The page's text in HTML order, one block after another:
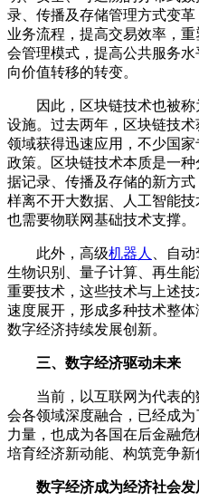
录、传播及存储管理方式变
业务流程，提高交易效率，
会管理模式，提高公共服务
向价值转移的转变。
因此，区块链技术也被称
设施。过去两年，区块链技
领域获得迅速应用，不少国
政策。区块链技术本质是一
据记录、传播及存储的新方
样离不开大数据、人工智能技
也需要物联网基础技术支撑。
此外，高级机器人
、自
生物识别、量子计算、再生
重要技术，这些技术与上述
速度展开，形成多种技术整
数字经济持续发展创新。
三、数字经济驱动未来
当前，以互联网为代表的
会各领域深度融合，已经成
力量，也成为各国在后金融危
培育经济新动能、构筑竞争新
数字经济成为经济社会